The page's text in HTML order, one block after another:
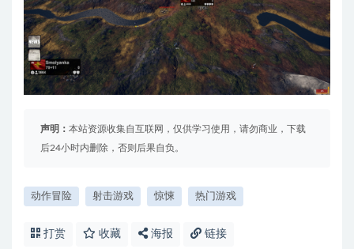
声明： 本站资源收集自互联网，仅供学习使用，请勿商业，下载
后24小时内删除，否则后果自负。
动作冒险 射击游戏 惊悚 热门游戏
打赏 收藏 海报 链接